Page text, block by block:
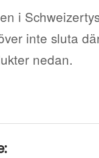
i
inte sluta
nedan.